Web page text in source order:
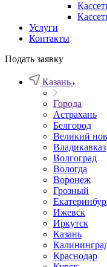
Услуги
Контакты
Подать заявку
Казань
Города
Астрахань
Белгород
Великий
Владикавказ
Волгоград
Вологда
Воронеж
Грозный
Ижевск
Иркутск
Казань
Краснодар